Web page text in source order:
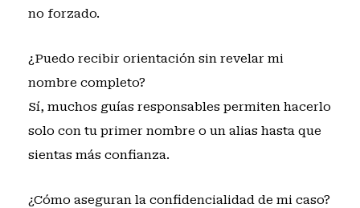
no forzado.
¿Puedo recibir orientación sin revelar mi
nombre completo?
Sí, muchos guías responsables permiten hacerlo
solo con tu primer nombre o un alias hasta que
sientas más confianza.
¿Cómo aseguran la confidencialidad de mi caso?